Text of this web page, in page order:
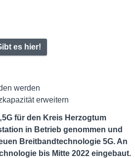
es hier!
werden
erweitern
für den Kreis Herzogtum
in Betrieb genommen und
Breitbandtechnologie 5G. An
bis Mitte 2022 eingebaut.